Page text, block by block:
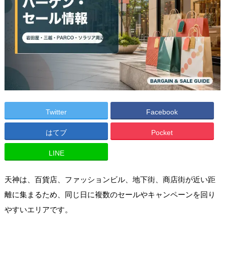
Twitter Facebook
はてブ Pocket
LINE
天神は、百貨店、ファッションビル、地下街、商店街が近い距
離に集まるため、同じ日に複数のセールやキャンペーンを回り
やすいエリアです。